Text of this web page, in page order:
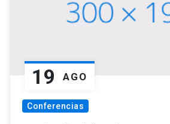
19 AGO
Conferencias